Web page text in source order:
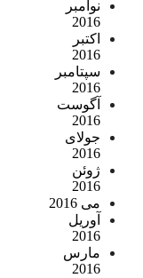
نوامبر
2016
اکتبر
2016
سپتامبر
2016
آگوست
2016
جولای
2016
ژوئن
2016
می 2016
آوریل
2016
مارس
2016